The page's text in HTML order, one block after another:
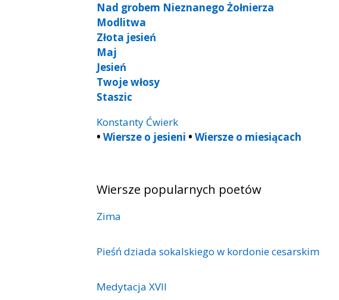
Nad grobem Nieznanego Żołnierza
Modlitwa
Złota jesień
Maj
Jesień
Twoje włosy
Staszic
Konstanty Ćwierk
• Wiersze o jesieni • Wiersze o miesiącach
Wiersze popularnych poetów
Zima
Pieśń dziada sokalskiego w kordonie cesarskim
Medytacja XVII